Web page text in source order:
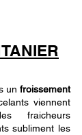
un froissement
viennent
fraicheurs
subliment les